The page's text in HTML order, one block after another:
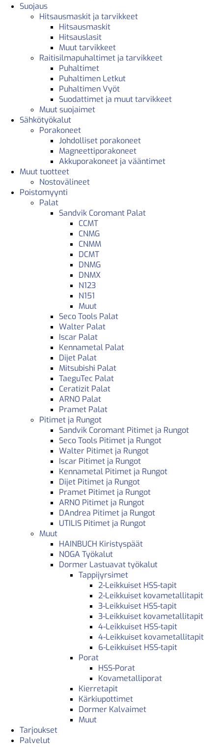
Suojaus
Hitsausmaskit ja tarvikkeet
Hitsausmaskit
Hitsauslasit
Muut tarvikkeet
Raitisilmapuhaltimet ja tarvikkeet
Puhaltimet
Puhaltimen Letkut
Puhaltimen Vyöt
Suodattimet ja muut tarvikkeet
Muut suojaimet
Sähkötyökalut
Porakoneet
Johdolliset porakoneet
Magneettiporakoneet
Akkuporakoneet ja vääntimet
Muut tuotteet
Nostovälineet
Poistomyynti
Palat
Sandvik Coromant Palat
CCMT
CNMG
CNMM
DCMT
DNMG
DNMX
N123
N151
Muut
Seco Tools Palat
Walter Palat
Iscar Palat
Kennametal Palat
Dijet Palat
Mitsubishi Palat
TaeguTec Palat
Ceratizit Palat
ARNO Palat
Pramet Palat
Pitimet ja Rungot
Sandvik Coromant Pitimet ja Rungot
Seco Tools Pitimet ja Rungot
Walter Pitimet ja Rungot
Iscar Pitimet ja Rungot
Kennametal Pitimet ja Rungot
Dijet Pitimet ja Rungot
Pramet Pitimet ja Rungot
ARNO Pitimet ja Rungot
DAndrea Pitimet ja Rungot
UTILIS Pitimet ja Rungot
Muut
HAINBUCH Kiristyspäät
NOGA Työkalut
Dormer Lastuavat työkalut
Tappijyrsimet
2-Leikkuiset HSS-tapit
2-Leikkuiset kovametallitapit
3-Leikkuiset HSS-tapit
3-Leikkuiset kovametallitapit
4-Leikkuiset HSS-tapit
4-Leikkuiset kovametallitapit
6-Leikkuiset HSS-tapit
Porat
HSS-Porat
Kovametalliporat
Kierretapit
Kärkiupottimet
Dormer Kalvaimet
Muut
Tarjoukset
Palvelut